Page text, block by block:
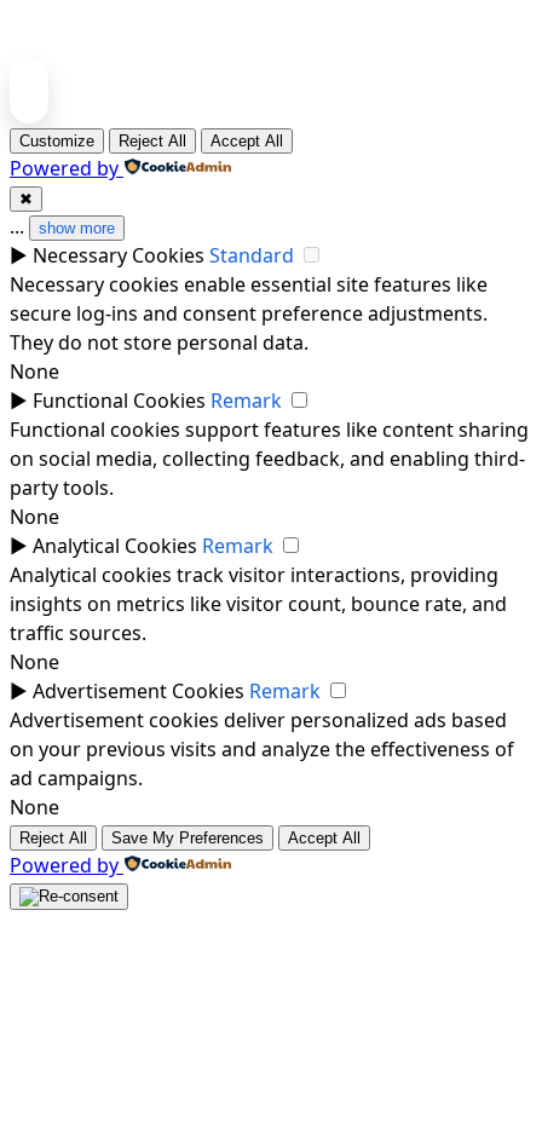
Customize Reject All Accept All
Powered by
✖
... show more
► Necessary Cookies Standard
Necessary cookies enable essential site features like
secure log-ins and consent preference adjustments.
They do not store personal data.
None
► Functional Cookies Remark
Functional cookies support features like content sharing
on social media, collecting feedback, and enabling third-
party tools.
None
► Analytical Cookies Remark
Analytical cookies track visitor interactions, providing
insights on metrics like visitor count, bounce rate, and
traffic sources.
None
► Advertisement Cookies Remark
Advertisement cookies deliver personalized ads based
on your previous visits and analyze the effectiveness of
ad campaigns.
None
Reject All Save My Preferences Accept All
Powered by